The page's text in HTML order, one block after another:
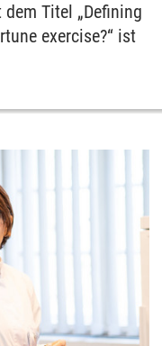
Titel „Defining
exercise?“ ist